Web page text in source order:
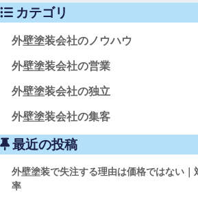
カテゴリ
外壁塗装会社のノウハウ
外壁塗装会社の営業
外壁塗装会社の独立
外壁塗装会社の集客
最近の投稿
外壁塗装で失注する理由は価格ではない｜
率